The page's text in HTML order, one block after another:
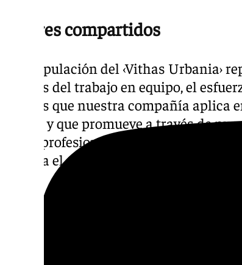
Valores compartidos
«La tripulación del ‹Vithas Urbania›
valores del trabajo en equipo, el
valores que nuestra compañía
diaria, y que promueve a través de
tanto profesional como aficionado,
explica el CEO de Vithas, Dr. Pedro
Por su parte, desde Urbania han